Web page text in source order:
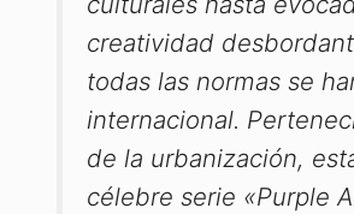
creatividad
todas las normas se
internacional.
de la urbanización,
célebre serie «Purple